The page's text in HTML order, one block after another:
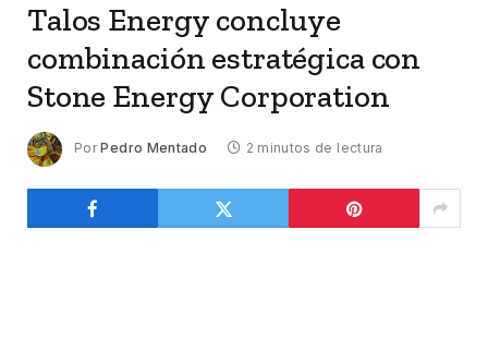
Talos Energy concluye
combinación estratégica con
Stone Energy Corporation
Por Pedro Mentado 2 minutos de lectura